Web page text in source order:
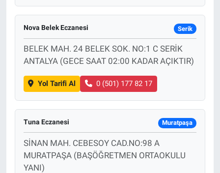
Nova Belek Eczanesi Serik
BELEK MAH. 24 BELEK SOK. NO:1 C SERİK
ANTALYA (GECE SAAT 02:00 KADAR AÇIKTIR)
Yol Tarifi Al 0 (501) 177 82 17
Tuna Eczanesi Muratpaşa
SİNAN MAH. CEBESOY CAD.NO:98 A
MURATPAŞA (BAŞÖĞRETMEN ORTAOKULU
YANI)